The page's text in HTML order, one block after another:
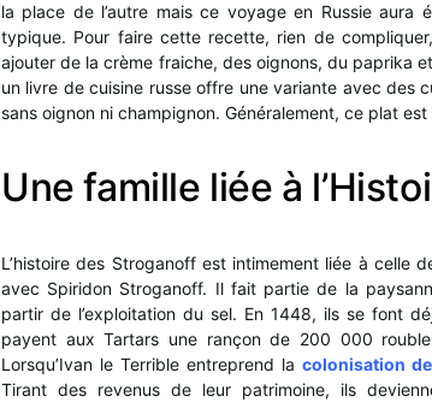
la place de l’autre mais ce voyage en Russie
typique. Pour faire cette recette, rien de
ajouter de la crème fraiche, des oignons, du paprika
un livre de cuisine russe offre une variante avec des
sans oignon ni champignon. Généralement, ce plat
Une famille liée à
L’histoire des Stroganoff est intimement liée à celle
avec Spiridon Stroganoff. Il fait partie de la
partir de l’exploitation du sel. En 1448, ils se font
payent aux Tartars une rançon de 200 000
Lorsqu’Ivan le Terrible entreprend la colonisation
Tirant des revenus de leur patrimoine, ils